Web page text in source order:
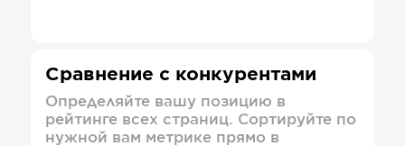
Сравнение с конкурентами
Определяйте вашу позицию в
рейтинге всех страниц. Сортируйте по
нужной вам метрике прямо в